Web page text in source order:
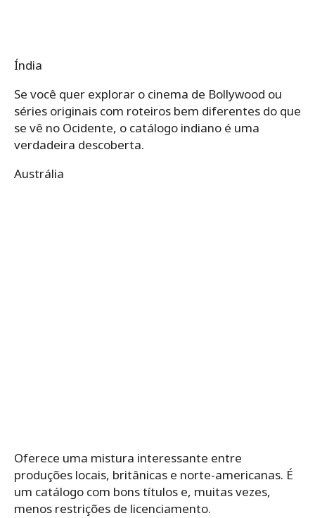
Índia
Se você quer explorar o cinema de Bollywood ou
séries originais com roteiros bem diferentes do que
se vê no Ocidente, o catálogo indiano é uma
verdadeira descoberta.
Austrália
Oferece uma mistura interessante entre
produções locais, britânicas e norte-americanas. É
um catálogo com bons títulos e, muitas vezes,
menos restrições de licenciamento.